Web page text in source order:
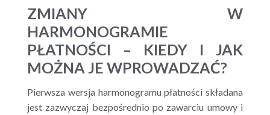
ZMIANY W
HARMONOGRAMIE
PŁATNOŚCI – KIEDY I JAK
MOŻNA JE WPROWADZAĆ?
Pierwsza wersja harmonogramu płatności składana
jest zazwyczaj bezpośrednio po zawarciu umowy i